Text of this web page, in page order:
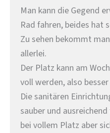
Man kann die Gegend
Rad fahren, beides hat
Zu sehen bekommt
allerlei.
Der Platz kann am
voll werden, also
Die sanitären
sauber und
bei vollem Platz aber